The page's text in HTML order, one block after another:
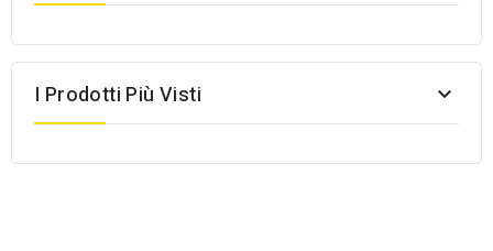
I Prodotti Più Visti 